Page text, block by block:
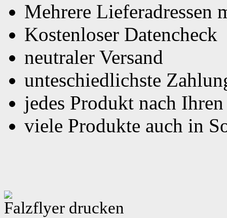
Mehrere Lieferadressen
Kostenloser Datencheck
neutraler Versand
unteschiedlichste
jedes Produkt nach
viele Produkte auch in
Falzflyer drucken